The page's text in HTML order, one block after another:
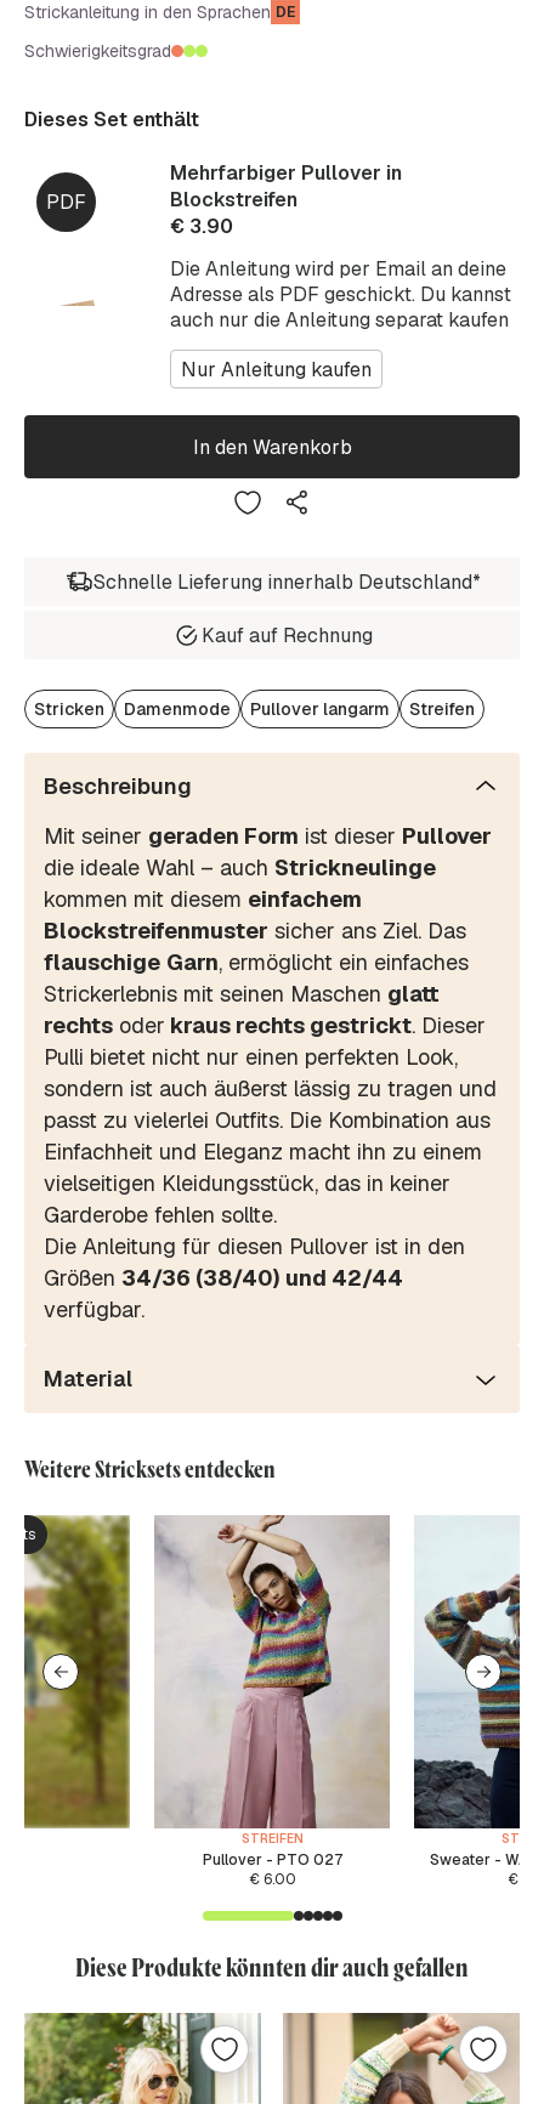
Strickanleitung in den Sprachen DE
Schwierigkeitsgrad
Dieses Set enthält
Die Anleitung wird per Email an deine
Adresse als PDF geschickt. Du kannst
auch nur die Anleitung separat kaufen
Nur Anleitung kaufen
Mehrfarbiger Pullover in
Blockstreifen
€ 3.90
In den Warenkorb
Schnelle Lieferung innerhalb Deutschland*
Kauf auf Rechnung
Stricken Damenmode Pullover langarm Streifen
Beschreibung
Mit seiner geraden Form ist dieser Pullover
die ideale Wahl – auch Strickneulinge
kommen mit diesem einfachem
Blockstreifenmuster sicher ans Ziel. Das
flauschige Garn, ermöglicht ein einfaches
Strickerlebnis mit seinen Maschen glatt
rechts oder kraus rechts gestrickt. Dieser
Pulli bietet nicht nur einen perfekten Look,
sondern ist auch äußerst lässig zu tragen und
passt zu vielerlei Outfits. Die Kombination aus
Einfachheit und Eleganz macht ihn zu einem
vielseitigen Kleidungsstück, das in keiner
Garderobe fehlen sollte.
Die Anleitung für diesen Pullover ist in den
Größen 34/36 (38/40) und 42/44
verfügbar.
Material
Weitere Stricksets entdecken
STREIFEN
Pullover - PTO 027
€6.00
Sweater - WAD
€
Diese Produkte könnten dir auch gefallen